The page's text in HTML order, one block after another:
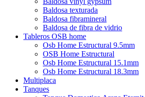
Baldosa texturada
Baldosa fibramineral
Baldosa de fibra de vidrio
Tableros OSB home
Osb Home Estructural 9.5mm
OSB Home Estructural
Osb Home Estructural 15.1mm
Osb Home Estructural 18.3mm
Multiplaca
Tanques